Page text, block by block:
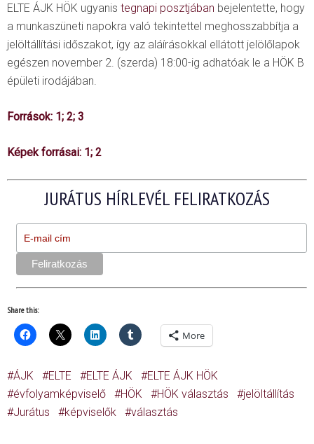
ELTE ÁJK HÖK ugyanis tegnapi posztjában bejelentette, hogy
a munkaszüneti napokra való tekintettel meghosszabbítja a
jelöltállítási időszakot, így az aláírásokkal ellátott jelölőlapok
egészen november 2. (szerda) 18:00-ig adhatóak le a HÖK B
épületi irodájában.
Források: 1; 2; 3
Képek forrásai: 1; 2
JURÁTUS HÍRLEVÉL FELIRATKOZÁS
Share this:
More
ÁJK ELTE ELTE ÁJK
ELTE ÁJK HÖK
évfolyamképviselő
HÖK HÖK választás
jelöltállítás
Jurátus
képviselők választás